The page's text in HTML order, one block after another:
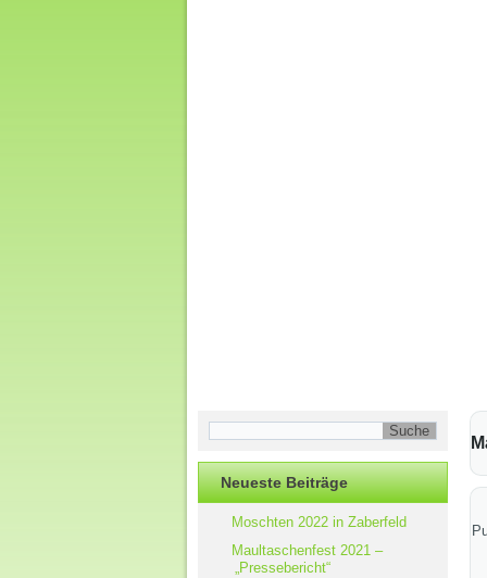
Neueste Beiträge
Moschten 2022 in Zaberfeld
Maultaschenfest 2021 –
„Pressebericht“